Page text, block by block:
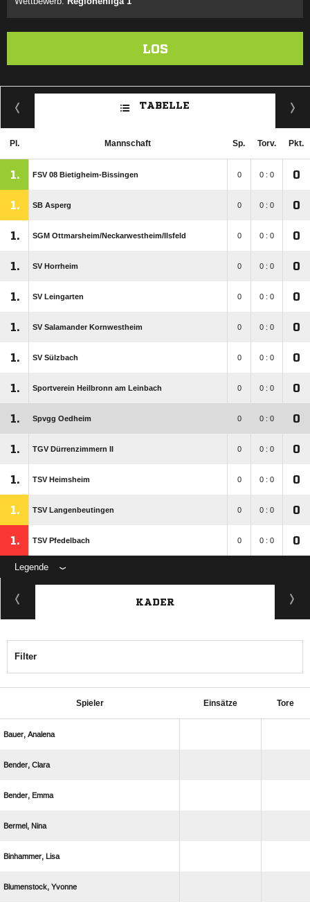
LOS
TABELLE
Pl. Mannschaft Sp. Torv. Pkt.
1. FSV 08 Bietigheim-Bissingen 0 0 : 0 0
1. SB Asperg 0 0 : 0 0
1. SGM Ottmarsheim/​Neckarwestheim/​Ilsfeld 0 0 : 0 0
1. SV Horrheim 0 0 : 0 0
1. SV Leingarten 0 0 : 0 0
1. SV Salamander Kornwestheim 0 0 : 0 0
1. SV Sülzbach 0 0 : 0 0
1. Sportverein Heilbronn am Leinbach 0 0 : 0 0
1. Spvgg Oedheim 0 0 : 0 0
1. TGV Dürrenzimmern II 0 0 : 0 0
1. TSV Heimsheim 0 0 : 0 0
1. TSV Langenbeutingen 0 0 : 0 0
1. TSV Pfedelbach 0 0 : 0 0
Legende
KADER
Filter
Spieler Einsätze Tore
 
 
 
 
 
 